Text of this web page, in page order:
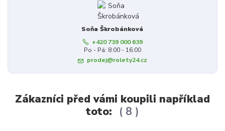
Soňa Škrobánková
+420 739 000 639
Po - Pá: 8:00 - 16:00
prodej@rolety24.cz
Zákazníci před vámi koupili například
toto:
8